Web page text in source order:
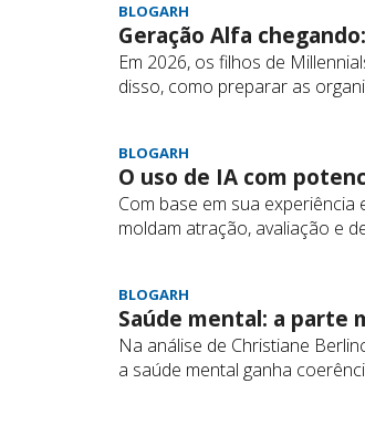
BLOGARH
Geração Alfa
Em 2026, os filhos de
disso, como preparar as
BLOGARH
O uso de IA com
Com base em sua experiência
moldam atração, avaliação e
BLOGARH
Saúde mental: a parte
Na análise de Christiane
a saúde mental ganha